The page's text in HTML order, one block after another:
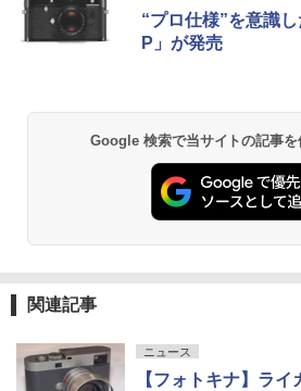
“プロ仕様”を意識
P」が発売
Google 検索で当サイトの記事を
関連記事
ニュース
【フォトキナ】ラ